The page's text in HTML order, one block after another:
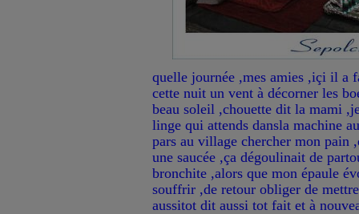
quelle journée ,mes amies ,içi il a
cette nuit un vent à décorner les
beau soleil ,chouette dit la mami
linge qui attends dansla machine
pars au village chercher mon pain
une saucée ,ça dégoulinait de
bronchite ,alors que mon épaule
souffrir ,de retour obliger de
aussitot dit aussi tot fait et à